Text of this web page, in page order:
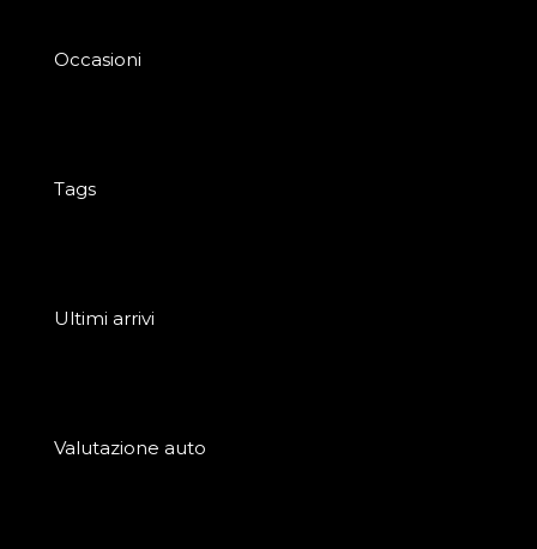
Occasioni
Tags
Ultimi arrivi
Valutazione auto